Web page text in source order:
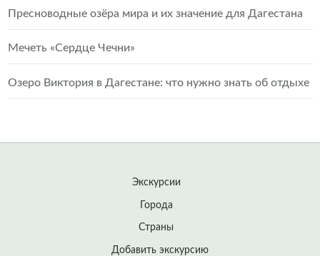
Пресноводные озёра мира и их значение для Дагестана
Мечеть «Сердце Чечни»
Озеро Виктория в Дагестане: что нужно знать об отдыхе
Экскурсии
Города
Страны
Добавить экскурсию